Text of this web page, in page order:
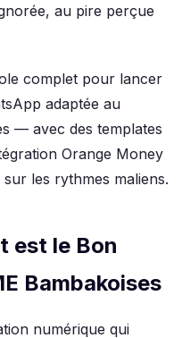
au pire perçue
complet pour lancer
adaptée au
— avec des templates
Orange Money
les rythmes maliens.
est le Bon
Bambakoises
numérique qui